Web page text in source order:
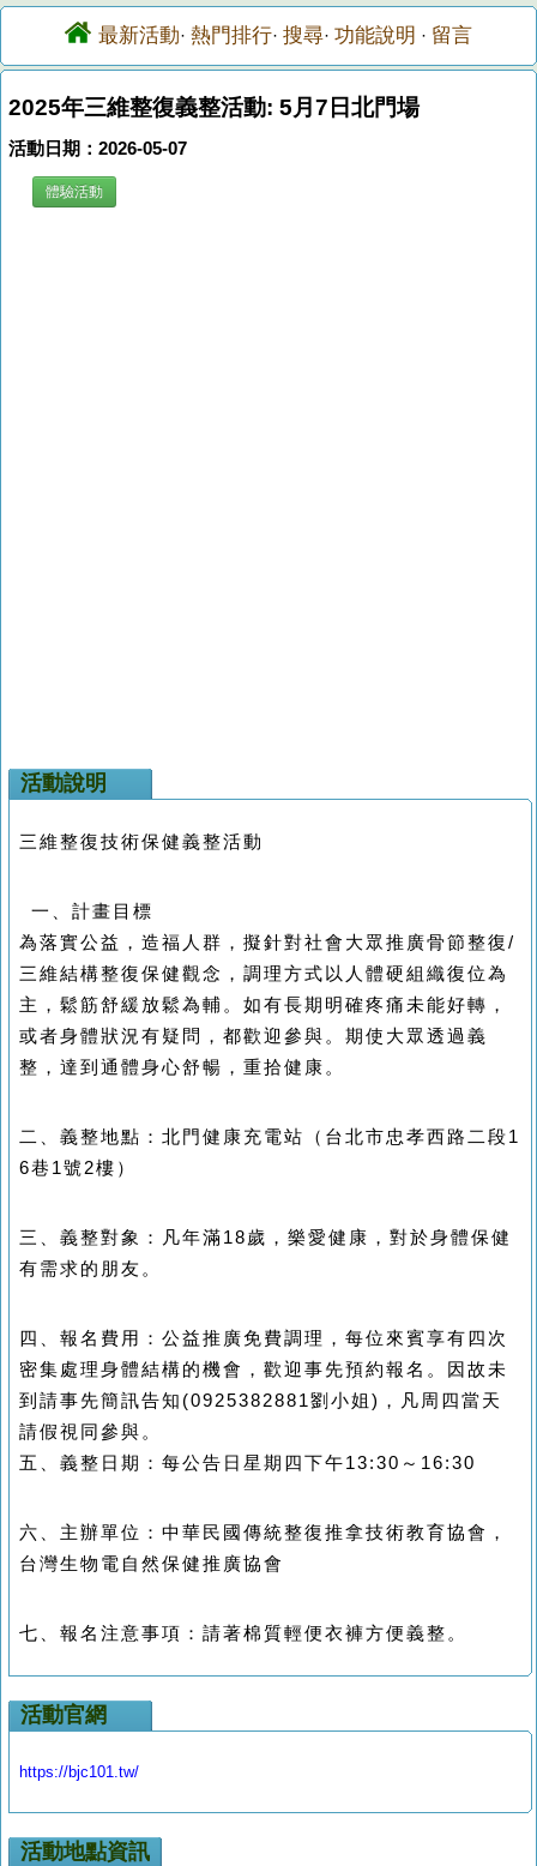
最新活動· 熱門排行· 搜尋· 功能說明 · 留言
2025年三維整復義整活動: 5月7日北門場
活動日期：2026-05-07
體驗活動
活動說明
三維整復技術保健義整活動
一、計畫目標
為落實公益，造福人群，擬針對社會大眾推廣骨節整復/
三維結構整復保健觀念，調理方式以人體硬組織復位為
主，鬆筋舒緩放鬆為輔。如有長期明確疼痛未能好轉，
或者身體狀況有疑問，都歡迎參與。期使大眾透過義
整，達到通體身心舒暢，重拾健康。
二、義整地點：北門健康充電站（台北市忠孝西路二段1
6巷1號2樓）
三、義整對象：凡年滿18歲，樂愛健康，對於身體保健
有需求的朋友。
四、報名費用：公益推廣免費調理， 每位來賓享有四次
密集處理身體結構的機會， 歡迎事先預約報名 。因故未
到請事先簡訊告知(0925382881劉小姐) ，凡 周四當天
請假視同參與 。
五、義整日期：每公告日星期四下午13:30～16:30
六、主辦單位：中華民國傳統整復推拿技術教育協會，
台灣生物電自然保健推廣協會
七、報名注意事項：請著棉質輕便衣褲方便義整。
活動官網
https://bjc101.tw/
活動地點資訊